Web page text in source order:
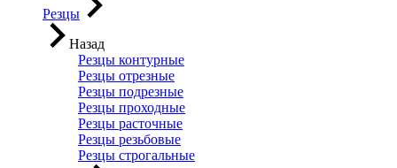
Резцы
Назад
Резцы контурные
Резцы отрезные
Резцы подрезные
Резцы проходные
Резцы расточные
Резцы резьбовые
Резцы строгальные